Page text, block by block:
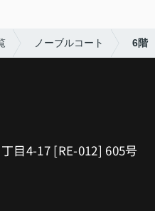
ノーブルコート 6階
目4-17 [RE-012] 605号